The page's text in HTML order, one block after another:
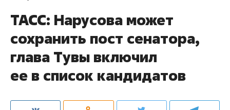
ТАСС: Нарусова может
сохранить пост сенатора,
глава Тувы включил
ее в список кандидатов